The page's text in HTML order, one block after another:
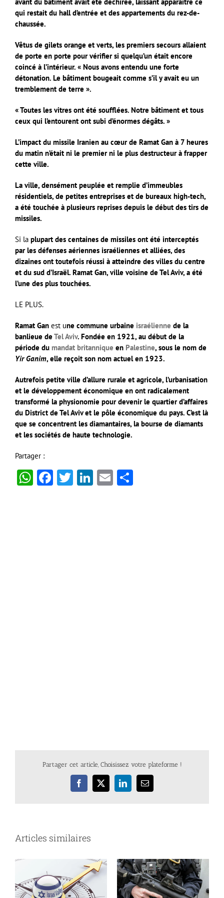
qui restait du hall d’entrée et des appartements du rez-de-
chaussée.
Vêtus de gilets orange et verts, les premiers secours allaient
de porte en porte pour vérifier si quelqu’un était encore
coincé à l’intérieur. « Nous avons entendu une forte
détonation. Le bâtiment bougeait comme s’il y avait eu un
tremblement de terre ».
« Toutes les vitres ont été soufflées. Notre bâtiment et tous
ceux qui l’entourent ont subi d’énormes dégâts. »
L’impact du missile Iranien au cœur de Ramat Gan à 7 heures
du matin n’était ni le premier ni le plus destructeur à frapper
cette ville.
La ville, densément peuplée et remplie d’immeubles
résidentiels, de petites entreprises et de bureaux high-tech,
a été touchée à plusieurs reprises depuis le début des tirs de
missiles.
Si la plupart des centaines de missiles ont été interceptés
par les défenses aériennes israéliennes et alliées, des
dizaines ont toutefois réussi à atteindre des villes du centre
et du sud d’Israël. Ramat Gan, ville voisine de Tel Aviv, a été
l’une des plus touchées.
LE PLUS.
Ramat Gan est une commune urbaine israélienne de la
banlieue de Tel Aviv. Fondée en 1921, au début de la
période du mandat britannique en Palestine, sous le nom de
Yir Ganim, elle reçoit son nom actuel en 1923.
Autrefois petite ville d’allure rurale et agricole, l’urbanisation
et le développement économique en ont radicalement
transformé la physionomie pour devenir le quartier d’affaires
du District de Tel Aviv et le pôle économique du pays. C’est là
que se concentrent les diamantaires, la bourse de diamants
et les sociétés de haute technologie.
Partager :
WhatsApp
Facebook
Twitter
LinkedIn
Email
Partager cet article, Choisissez votre plateforme !
Facebook
X LinkedInEmail
Articles similaires